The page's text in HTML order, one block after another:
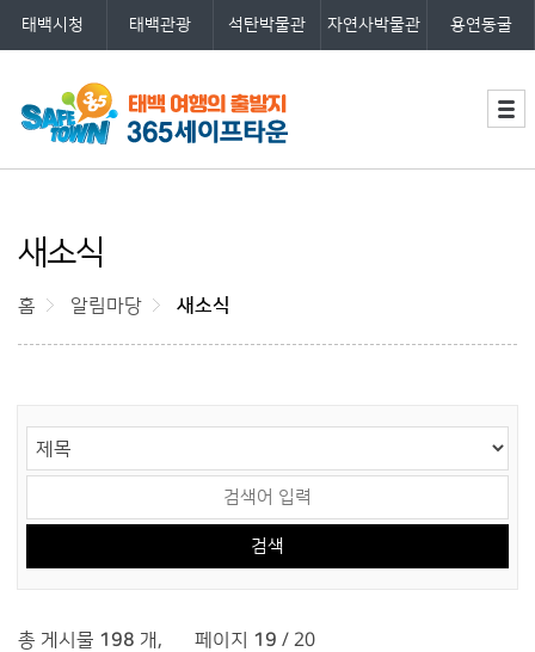
태백시청 태백관광 석탄박물관 자연사박물관 용연동굴
세계최초 안전체험테마파크 365세
이프타운 로고
주메뉴
새소식
홈 알림마당 새소식
총 게시물 198 개 , 페이지 19 / 20